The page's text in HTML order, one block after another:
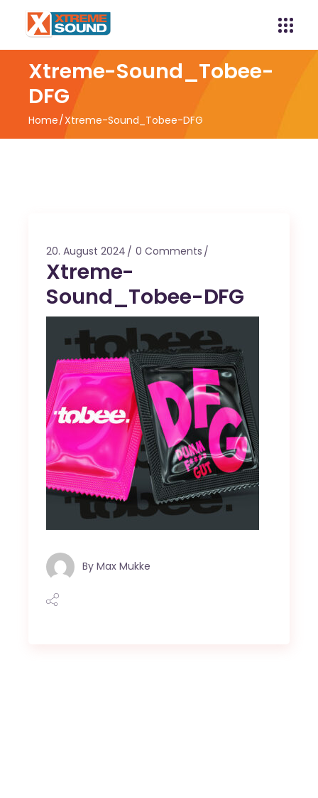
Xtreme-Sound_Tobee-
DFG
Home Xtreme-Sound_Tobee-DFG
20. August 2024 0 Comments
Xtreme-
Sound_Tobee-DFG
By Max Mukke